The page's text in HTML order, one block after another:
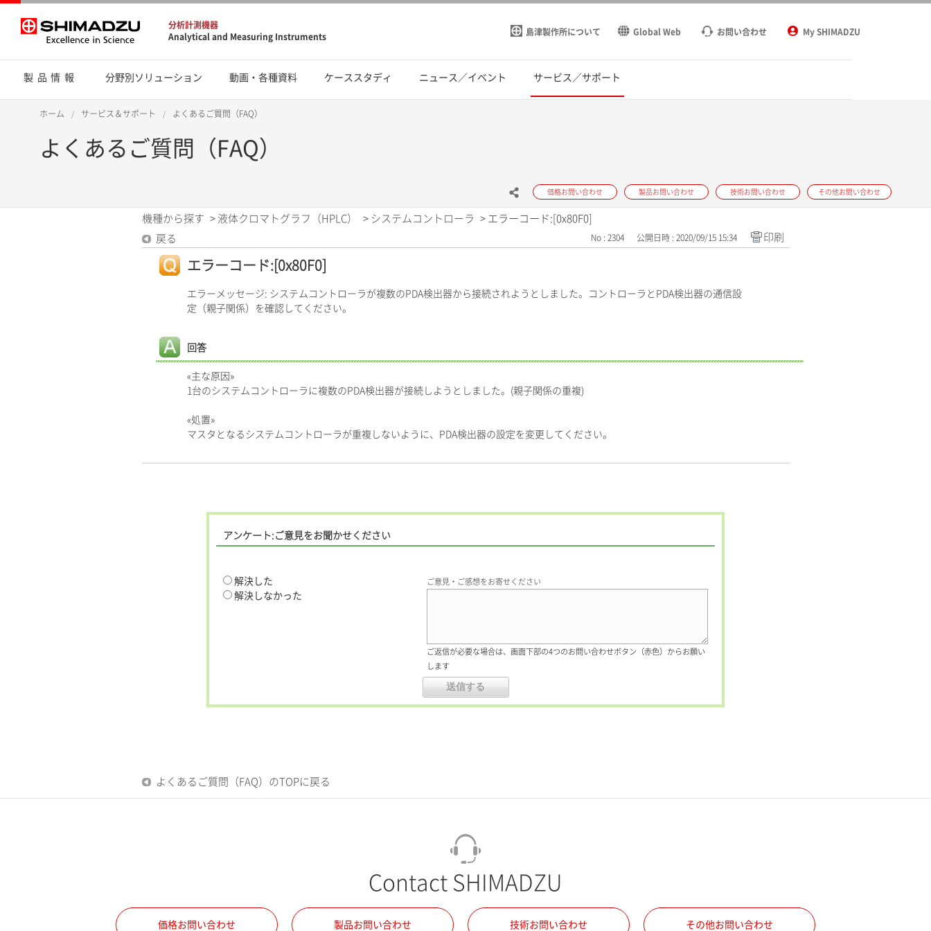
分析計測機器
Analytical and Measuring Instruments
島津製作所について Global Web お問い合わせ My SHIMADZU
製品情報 分野別ソリューション 動画・各種資料 ケーススタディ ニュース／イベント サービス／サポート
ホーム サービス＆サポート よくあるご質問（FAQ）
よくあるご質問（FAQ）
価格お問い合わせ 製品お問い合わせ 技術お問い合わせ その他お問い合わせ
機種から探す > 液体クロマトグラフ（HPLC） > システムコントローラ > エラーコード:[0x80F0]
戻る
No : 2304 公開日時 : 2020/09/15 15:34 印刷
エラーコード:[0x80F0]
エラーメッセージ: システムコントローラが複数のPDA検出器から接続されようとしました。コントローラとPDA検出器の通信設
定（親子関係）を確認してください。
回答
«主な原因»
1台のシステムコントローラに複数のPDA検出器が接続しようとしました。(親子関係の重複)
«処置»
マスタとなるシステムコントローラが重複しないように、PDA検出器の設定を変更してください。
アンケート:ご意見をお聞かせください
解決した
解決しなかった
ご意見・ご感想をお寄せください
ご返信が必要な場合は、画面下部の4つのお問い合わせボタン（赤色）からお願い
します
よくあるご質問（FAQ）のTOPに戻る
Contact SHIMADZU
価格お問い合わせ 製品お問い合わせ 技術お問い合わせ その他お問い合わせ